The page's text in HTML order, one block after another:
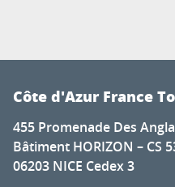
Côte d'Azur France
455 Promenade Des
Bâtiment HORIZON – CS
06203 NICE Cedex 3